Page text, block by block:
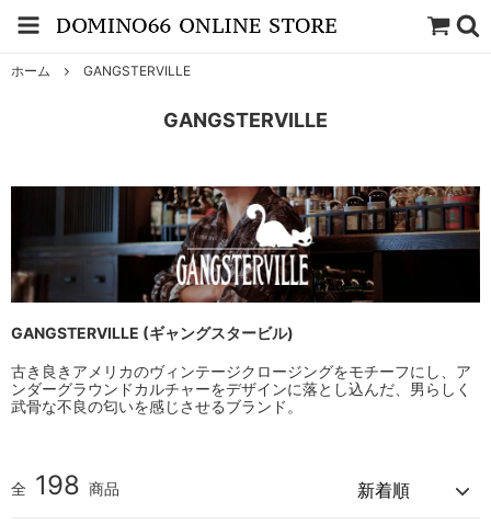
ホーム GANGSTERVILLE
GANGSTERVILLE
GANGSTERVILLE (ギャングスタービル)
古き良きアメリカのヴィンテージクロージングをモチーフにし、ア
ンダーグラウンドカルチャーをデザインに落とし込んだ、男らしく
武骨な不良の匂いを感じさせるブランド。
全 198 商品